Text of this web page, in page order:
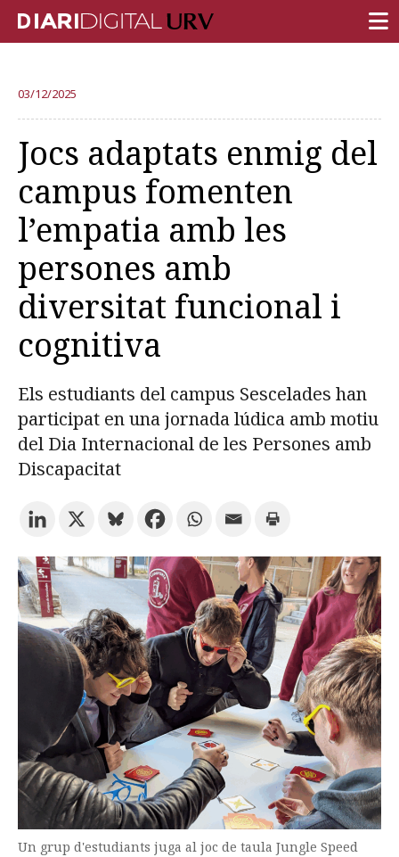
RECERCA
DOCÈNCIA
INSTITUCIÓ
VIDA AL CAMPUS
COMUNITAT URV
REPORTATGES
Més categories
Prova la cerca avançada
Subscriu-te als butlletins de la URV
CATALÀ ESPAÑOL ENGLISH
03/12/2025
Jocs adaptats enmig del
campus fomenten
l’empatia amb les
persones amb
diversitat funcional i
cognitiva
Els estudiants del campus Sescelades han
participat en una jornada lúdica amb motiu
del Dia Internacional de les Persones amb
Discapacitat
Un grup d'estudiants juga al joc de taula Jungle Speed